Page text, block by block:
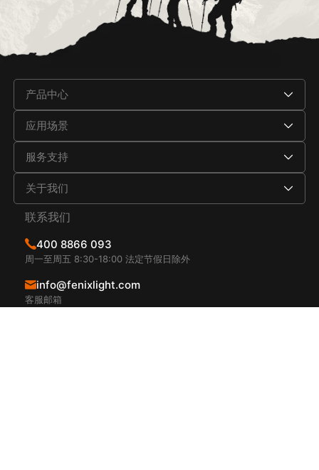
产品中心
应用场景
服务支持
关于我们
联系我们
400 8866 093
周一至周五 8:30-18:00 法定节假日除外
info@fenixlight.com
客服邮箱